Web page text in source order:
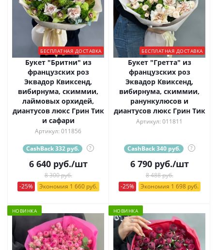
БЕСПЛАТНАЯ ДОСТАВКА
Букет "Бритни" из
французских роз
Эквадор Квиксенд,
вибирнума, скиммии,
лаймовых орхидей,
диантусов люкс Грин Тик
и сафари
Артикул: 011856
CashBack 332 руб. ?
6 640руб./шт
8 300 руб.
-25%
Экономия 1 660 руб.
БЕСПЛАТНАЯ ДОСТАВКА
Букет "Гретта" из
французских роз
Эквадор Квиксенд,
вибирнума, скиммии,
ранункулюсов и
диантусов люкс Грин Тик
Артикул: 011811
CashBack 340 руб. ?
6 790руб./шт
8 488 руб.
-25%
Экономия 1 698 руб.
НОВИНКА НОВИНКА